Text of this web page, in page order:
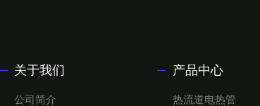
关于我们
公司简介
产品中心
热流道电热管